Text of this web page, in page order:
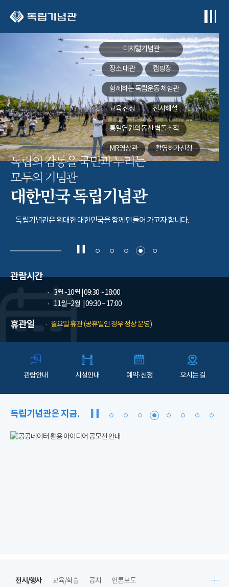
디지털기념관
장소 대관 캠핑장
함께하는독립운동 체험관
교육 신청 전시해설
통일염원의 동산벽돌조적
MR영상관 촬영허가신청
독립의 감동을 국민과 누리는
모두의 기념관
대한민국 독립기념관
독립기념관은 위대한 대한민국을 함께 만들어 가고자 합니다.
관람시간
3월~10월 | 09:30 ~ 18:00
11월~2월
| 09:30 ~ 17:00
휴관일 월요일 휴관 (공휴일인 경우 정상 운영)
관람안내 시설안내 예약·신청 오시는 길
독립기념관은 지금.
전시/행사 교육/학술 공지 언론보도